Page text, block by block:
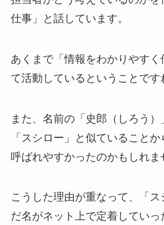
仕事」と話しています。
あくまで「情報をわかりやすく
て活動しているということです
また、名前の「史郎（しろう
「スシロー」と似ていること
呼ばれやすかったのかもしれま
こうした理由が重なって、「
だ名がネット上で定着していっ